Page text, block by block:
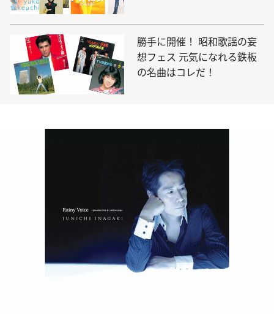
勝手に開催！ 昭和歌謡の妄
想フェス 元気になれる鉄板
の名曲はコレだ！